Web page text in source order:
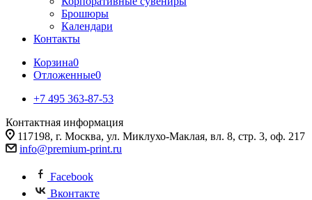
Брошюры
Календари
Контакты
Корзина0
Отложенные0
+7 495 363-87-53
Контактная информация
117198, г. Москва, ул. Миклухо-Маклая, вл. 8, стр. 3, оф. 217
info@premium-print.ru
Facebook
Вконтакте